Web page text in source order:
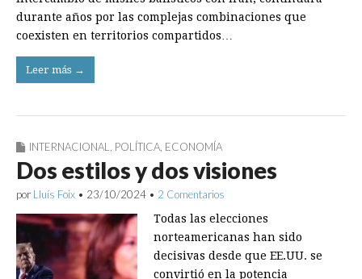
durante años por las complejas combinaciones que
coexisten en territorios compartidos…
Leer más →
INTERNACIONAL, POLÍTICA, ECONOMÍA
Dos estilos y dos visiones
por Lluís Foix • 23/10/2024 • 2 Comentarios
Todas las elecciones
norteamericanas han sido
decisivas desde que EE.UU. se
convirtió en la potencia